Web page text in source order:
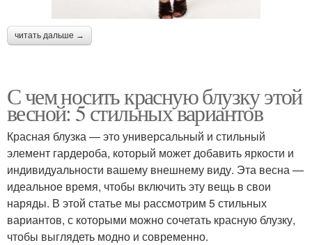
читать дальше →
С чем носить красную блузку этой
весной: 5 стильных вариантов
Красная блузка — это универсальный и стильный
элемент гардероба, который может добавить яркости и
индивидуальности вашему внешнему виду. Эта весна —
идеальное время, чтобы включить эту вещь в свои
наряды. В этой статье мы рассмотрим 5 стильных
вариантов, с которыми можно сочетать красную блузку,
чтобы выглядеть модно и современно.